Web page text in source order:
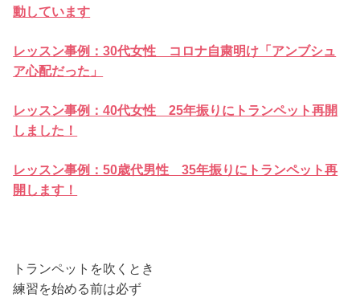
動しています
レッスン事例：30代女性 コロナ自粛明け「アンブシュ
ア心配だった」
レッスン事例：40代女性 25年振りにトランペット再開
しました！
レッスン事例：50歳代男性 35年振りにトランペット再
開します！
トランペットを吹くとき
練習を始める前は必ず